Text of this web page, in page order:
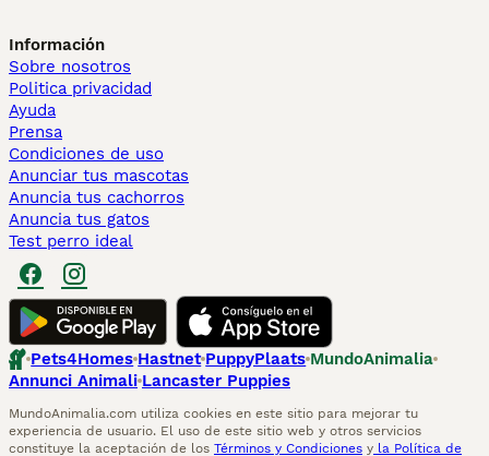
Información
Sobre nosotros
Politica privacidad
Ayuda
Prensa
Condiciones de uso
Anunciar tus mascotas
Anuncia tus cachorros
Anuncia tus gatos
Test perro ideal
Pets4Homes Hastnet PuppyPlaats MundoAnimalia
Annunci Animali Lancaster Puppies
MundoAnimalia.com utiliza cookies en este sitio para mejorar tu
experiencia de usuario. El uso de este sitio web y otros servicios
constituye la aceptación de los Términos y Condiciones y la Política de